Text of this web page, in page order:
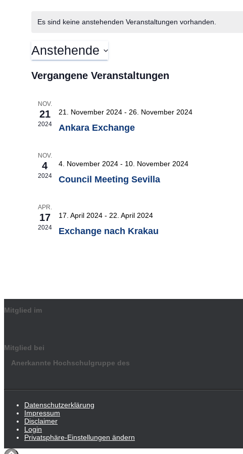
Es sind keine anstehenden Veranstaltungen vorhanden.
Anstehende
Datum
wählen.
Vergangene Veranstaltungen
NOV.
21
2024
21. November 2024- 26. November 2024
Ankara Exchange
NOV.
4
2024
4. November 2024- 10. November 2024
Council Meeting Sevilla
APR.
17
2024
17. April 2024- 22. April 2024
Exchange nach Krakau
Mitglied im
Mitglied bei
Anerkannte Hochschulgruppe des
Datenschutzerklärung
Impressum
Disclaimer
Login
Privatsphäre-Einstellungen ändern